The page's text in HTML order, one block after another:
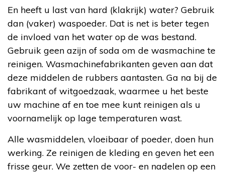
En heeft u last van hard (klakrijk) water? Gebruik
dan (vaker) waspoeder. Dat is net is beter tegen
de invloed van het water op de was bestand.
Gebruik geen azijn of soda om de wasmachine te
reinigen. Wasmachinefabrikanten geven aan dat
deze middelen de rubbers aantasten. Ga na bij de
fabrikant of witgoedzaak, waarmee u het beste
uw machine af en toe mee kunt reinigen als u
voornamelijk op lage temperaturen wast.
Alle wasmiddelen, vloeibaar of poeder, doen hun
werking. Ze reinigen de kleding en geven het een
frisse geur. We zetten de voor- en nadelen op een